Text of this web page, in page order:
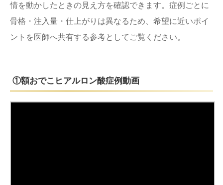
情を動かしたときの見え方を確認できます。症例ごとに
骨格・注入量・仕上がりは異なるため、希望に近いポイ
ントを医師へ共有する参考としてご覧ください。
①額おでこヒアルロン酸症例動画